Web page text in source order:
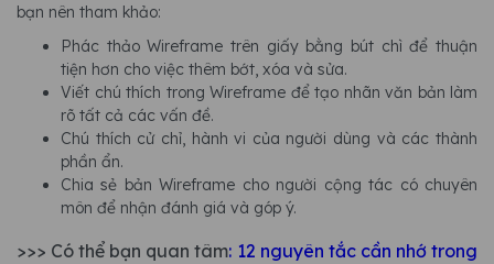
bạn nên tham khảo:
Phác thảo Wireframe trên giấy bằng bút chì để thuận
tiện hơn cho việc thêm bớt, xóa và sửa.
Viết chú thích trong Wireframe để tạo nhãn văn bản làm
rõ tất cả các vấn đề.
Chú thích cử chỉ, hành vi của người dùng và các thành
phần ẩn.
Chia sẻ bản Wireframe cho người cộng tác có chuyên
môn để nhận đánh giá và góp ý.
>>> Có thể bạn quan tâm: 12 nguyên tắc cần nhớ trong